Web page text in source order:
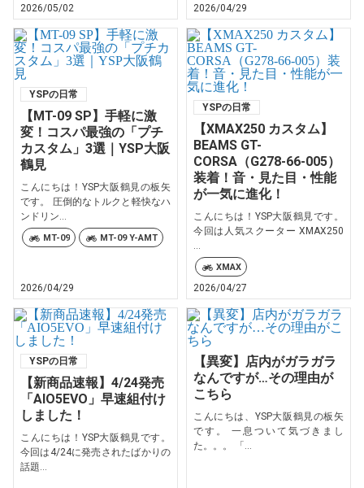
2026/05/02 2026/04/29
YSPの日常
【MT-09 SP】手軽に激
変！コスパ最強の「プチ
カスタム」3選｜YSP大阪
鶴見
こんにちは！YSP大阪鶴見の板矢
です。 圧倒的なトルクと軽快なハ
ンドリン...
MT-09 MT-09 Y-AMT
2026/04/29
YSPの日常
【XMAX250 カスタム】
BEAMS GT-
CORSA（G278-66-005）
装着！音・見た目・性能
が一気に進化！
こんにちは！YSP大阪鶴見です。
今回は人気スクーター XMAX250
...
XMAX
2026/04/27
YSPの日常
【新商品速報】4/24発売
「AIO5EVO」早速組付け
しました！
こんにちは！YSP大阪鶴見です。
今回は4/24に発売されたばかりの
話題...
【異変】店内がガラガラ
なんですが…その理由が
こちら
こんにちは、YSP大阪鶴見の板矢
です。 一息ついて気づきまし
た。。。 「...